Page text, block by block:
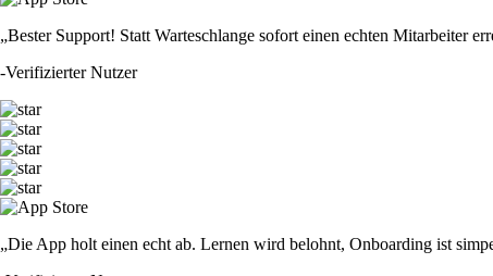
„Bester Support! Statt Warteschlange sofort einen echten Mitarbeiter
-Verifizierter Nutzer
„Die App holt einen echt ab. Lernen wird belohnt, Onboarding ist